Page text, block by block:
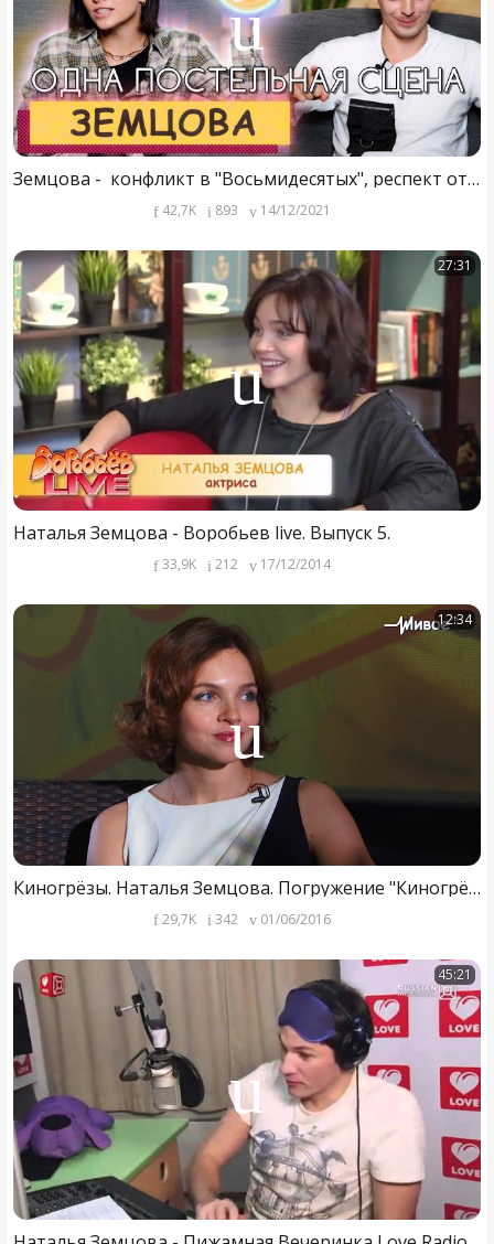
Земцова - конфликт в "Восьмидесятых", респект от Стивена Кинга, обнаженные сцены \ Тукач
42,7K 893 14/12/2021
27:31
Наталья Земцова - Воробьев live. Выпуск 5.
33,9K 212 17/12/2014
12:34
Киногрёзы. Наталья Земцова. Погружение "Киногрёз" в "Восьмидесятые"
29,7K 342 01/06/2016
45:21